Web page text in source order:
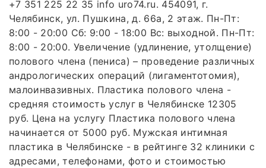
+7 351 225 22 35 info uro74.ru. 454091, г.
Челябинск, ул. Пушкина, д. 66а, 2 этаж. Пн-Пт:
8:00 - 20:00 Сб: 9:00 - 18:00 Вс: выходной. Пн-Пт:
8:00 - 20:00. Увеличение (удлинение, утолщение)
полового члена (пениса) – проведение различных
андрологических операций (лигаментотомия),
малоинвазивных. Пластика полового члена -
средняя стоимость услуг в Челябинске 12305
руб. Цена на услугу Пластика полового члена
начинается от 5000 руб. Мужская интимная
пластика в Челябинске - в рейтинге 32 клиники с
адресами, телефонами, фото и стоимостью